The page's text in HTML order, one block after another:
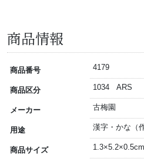
商品情報
商品番号 4179
商品区分 1034 ARS
メーカー 古梅園
用途 漢字・かな（
商品サイズ 1.3×5.2×0.5cm